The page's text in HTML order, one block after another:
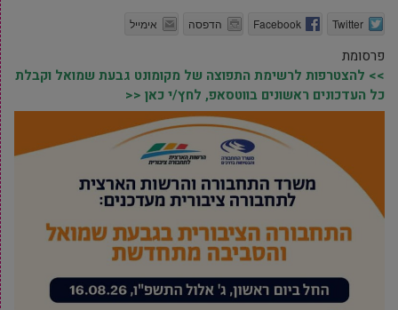
Twitter
Facebook הדפסה אימייל
פרסומת
>> להצטרפות לרשימת התפוצה של מקומונט גבעת שמואל וקבלת
כל העדכונים ראשונים בווטסאפ, לחץ/י כאן <<